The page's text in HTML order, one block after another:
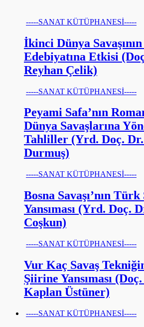
-----SANAT KÜTÜPHANESİ-----
İkinci Dünya
Edebiyatına Etkisi
Reyhan Çelik)
-----SANAT KÜTÜPHANESİ-----
Peyami Safa’nın
Dünya Savaşlarına
Tahliller (Yrd. Doç.
Durmuş)
-----SANAT KÜTÜPHANESİ-----
Bosna Savaşı’nın
Yansıması (Yrd. Doç.
Coşkun)
-----SANAT KÜTÜPHANESİ-----
Vur Kaç Savaş
Şiirine Yansıması
Kaplan Üstüner)
-----SANAT KÜTÜPHANESİ-----